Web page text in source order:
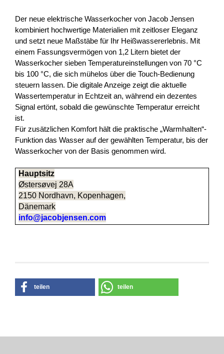
Der neue elektrische Wasserkocher von Jacob Jensen
kombiniert hochwertige Materialien mit zeitloser Eleganz
und setzt neue Maßstäbe für Ihr Heißwassererlebnis. Mit
einem Fassungsvermögen von 1,2 Litern bietet der
Wasserkocher sieben Temperatureinstellungen von 70 °C
bis 100 °C, die sich mühelos über die Touch-Bedienung
steuern lassen. Die digitale Anzeige zeigt die aktuelle
Wassertemperatur in Echtzeit an, während ein dezentes
Signal ertönt, sobald die gewünschte Temperatur erreicht
ist.
Für zusätzlichen Komfort hält die praktische „Warmhalten“-
Funktion das Wasser auf der gewählten Temperatur, bis der
Wasserkocher von der Basis genommen wird.
Hauptsitz
Østersøvej 28A
2150 Nordhavn, Kopenhagen,
Dänemark
info@jacobjensen.com
teilen teilen